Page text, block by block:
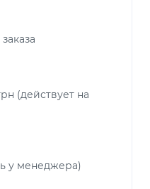
(действует на
у менеджера)